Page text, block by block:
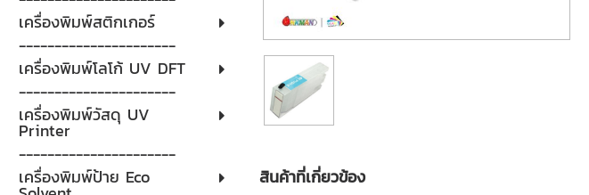
เครื่องพิมพ์สติกเกอร์
----------------------
เครื่องพิมพ์โลโก้ UV DFT
----------------------
เครื่องพิมพ์วัสดุ UV
Printer
----------------------
เครื่องพิมพ์ป้าย Eco
สินค้าที่เกี่ยวข้อง